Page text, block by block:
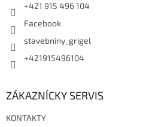
+421 915 496 104
Facebook
stavebniny_grigel
+421915496104
ZÁKAZNÍCKY SERVIS
KONTAKTY